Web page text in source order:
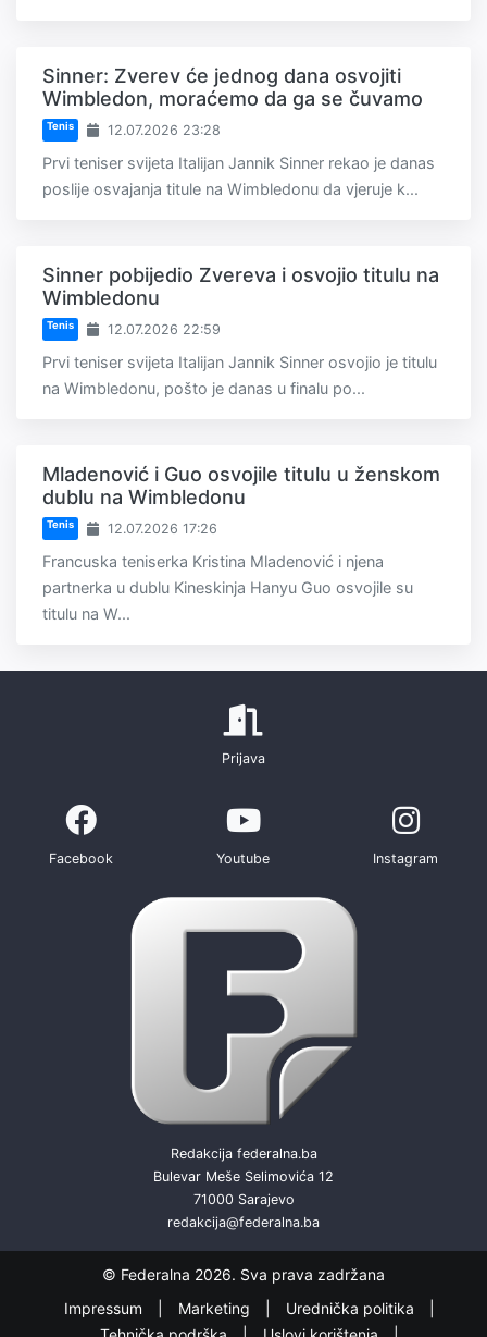
Sinner: Zverev će jednog dana osvojiti
Wimbledon, moraćemo da ga se čuvamo
Tenis 12.07.2026 23:28
Prvi teniser svijeta Italijan Jannik Sinner rekao je danas
poslije osvajanja titule na Wimbledonu da vjeruje k...
Sinner pobijedio Zvereva i osvojio titulu na
Wimbledonu
Tenis 12.07.2026 22:59
Prvi teniser svijeta Italijan Jannik Sinner osvojio je titulu
na Wimbledonu, pošto je danas u finalu po...
Mladenović i Guo osvojile titulu u ženskom
dublu na Wimbledonu
Tenis 12.07.2026 17:26
Francuska teniserka Kristina Mladenović i njena
partnerka u dublu Kineskinja Hanyu Guo osvojile su
titulu na W...
Prijava
Facebook Youtube Instagram
Redakcija federalna.ba
Bulevar Meše Selimovića 12
71000 Sarajevo
redakcija@federalna.ba
© Federalna 2026. Sva prava zadržana
Impressum
Marketing
Urednička politika